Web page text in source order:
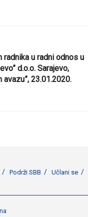
u radni odnos u
d.o.o. Sarajevo,
avazu”, 23.01.2020.
Podrži SBB Učlani se